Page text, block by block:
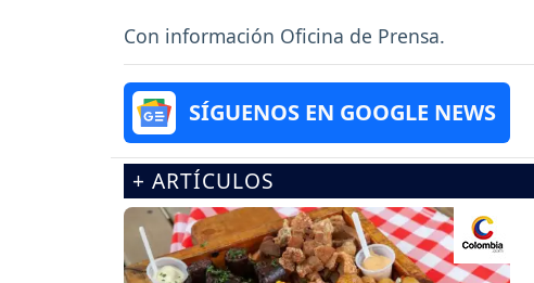
Con información Oficina de Prensa.
SÍGUENOS EN GOOGLE NEWS
+ ARTÍCULOS